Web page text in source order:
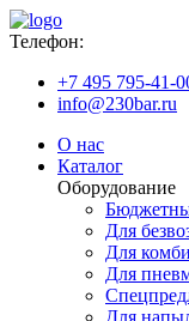
Телефон:
+7 495 795-41-
info@230bar.ru
О нас
Каталог
Оборудование
Для
Для
Для
Для